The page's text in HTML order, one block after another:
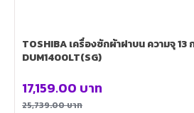
TOSHIBA เครื่องซักผ้าฝาบน ความจุ 13
DUM1400LT(SG)
25,739.00บาท
17,159.00 บาท